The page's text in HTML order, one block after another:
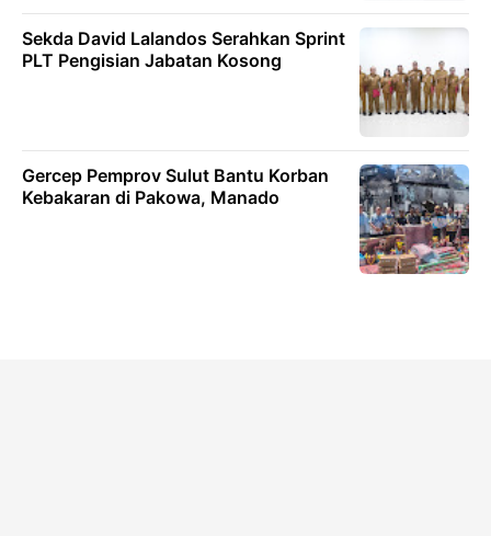
Sekda David Lalandos Serahkan Sprint
PLT Pengisian Jabatan Kosong
Gercep Pemprov Sulut Bantu Korban
Kebakaran di Pakowa, Manado